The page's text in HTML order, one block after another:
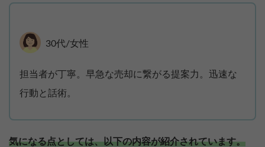
30代/女性
担当者が丁寧。早急な売却に繋がる提案力。迅速な
行動と話術。
気になる点としては、以下の内容が紹介されています。